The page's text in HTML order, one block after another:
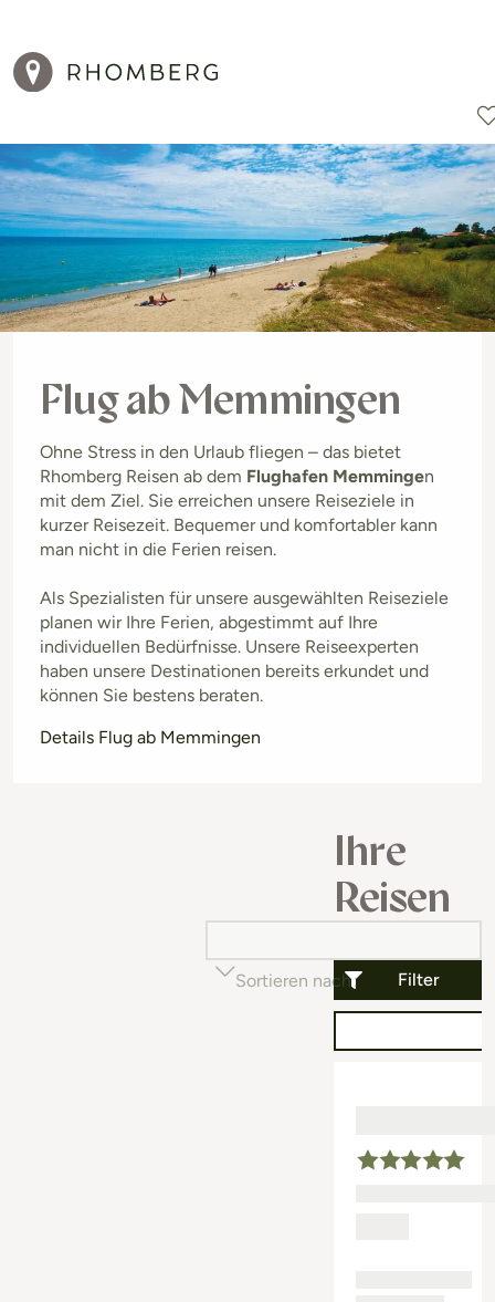
Reiseziele Reisearten Aktionen
Flug ab Memmingen
Ohne Stress in den Urlaub fliegen – das bietet
Rhomberg Reisen ab dem Flughafen Memmingen
mit dem Ziel. Sie erreichen unsere Reiseziele in
kurzer Reisezeit. Bequemer und komfortabler kann
man nicht in die Ferien reisen.
Als Spezialisten für unsere ausgewählten Reiseziele
planen wir Ihre Ferien, abgestimmt auf Ihre
individuellen Bedürfnisse. Unsere Reiseexperten
haben unsere Destinationen bereits erkundet und
können Sie bestens beraten.
Details Flug ab Memmingen
Ihre
Reisen
Filter
Sortieren nach Beliebtheit